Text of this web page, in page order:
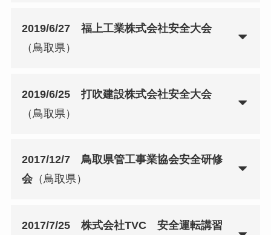
2019/6/27 福上工業株式会社安全大会
（鳥取県）
2019/6/25 打吹建設株式会社安全大会
（鳥取県）
2017/12/7 鳥取県管工事業協会安全研修
会（鳥取県）
2017/7/25 株式会社TVC 安全運転講習